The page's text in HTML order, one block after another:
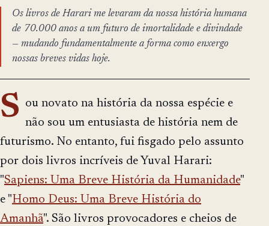
Os livros de Harari me levaram da nossa história humana
de 70.000 anos a um futuro de imortalidade e divindade
— mudando fundamentalmente a forma como enxergo
nossas breves vidas hoje.
S ou novato na história da nossa espécie e
não sou um entusiasta de história nem de
futurismo. No entanto, fui fisgado pelo assunto
por dois livros incríveis de Yuval Harari:
"Sapiens: Uma Breve História da Humanidade"
e "Homo Deus: Uma Breve História do
Amanhã". São livros provocadores e cheios de